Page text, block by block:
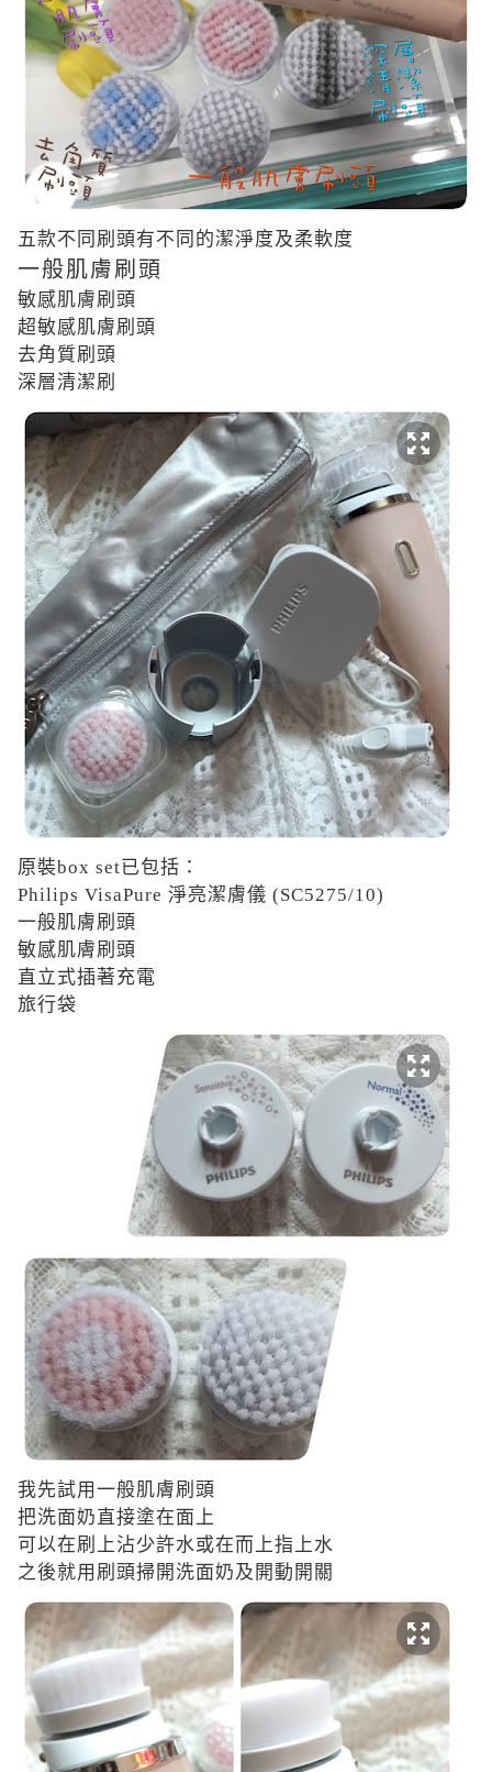
五款不同刷頭有不同的潔淨度及柔軟度
一般肌膚刷頭
敏感肌膚刷頭
超敏感肌膚刷頭
去角質刷頭
深層清潔刷
原裝box set已包括：
Philips VisaPure 淨亮潔膚儀 (SC5275/10)
一般肌膚刷頭
敏感肌膚刷頭
直立式插著充電
旅行袋
我先試用一般肌膚刷頭
把洗面奶直接塗在面上
可以在刷上沾少許水或在而上指上水
之後就用刷頭掃開洗面奶及開動開關